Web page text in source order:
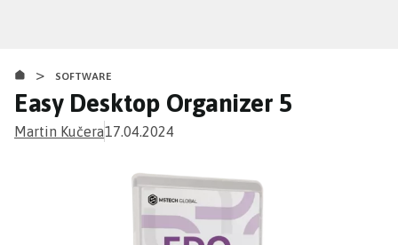
obsahu
> SOFTWARE
Easy Desktop Organizer 5
Martin Kučera17.04.2024